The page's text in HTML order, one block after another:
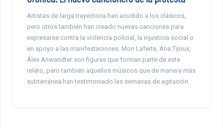
Artistas de larga trayectoria han acudido a los clásicos,
pero otros también han creado nuevas canciones para
expresarse contra la violencia policial, la injusticia social o
en apoyo a las manifestaciones. Mon Laferte, Ana Tijoux,
Álex Anwandter son figuras que forman parte de este
relato, pero también aquellos músicos que de manera más
subterránea han testimoniado las semanas de agitación.